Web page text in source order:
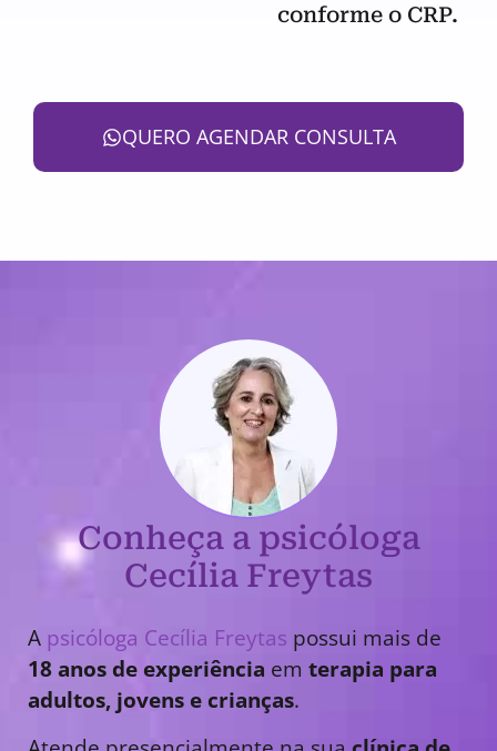
conforme o CRP.
QUERO AGENDAR CONSULTA
Conheça a psicóloga
Cecília Freytas
A psicóloga Cecília Freytas possui mais de
18 anos de experiência em terapia para
adultos, jovens e crianças.